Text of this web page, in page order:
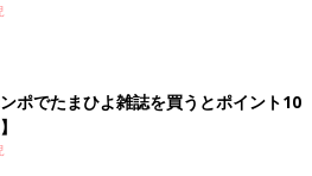
ポでたまひよ雑誌を買うとポイント10